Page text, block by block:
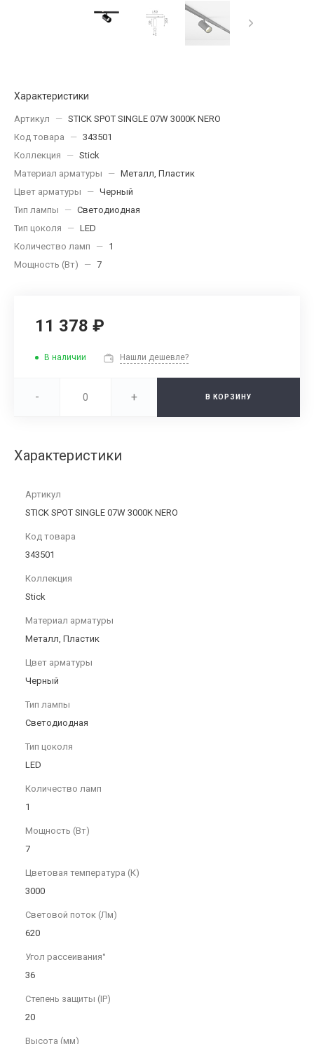
Характеристики
Артикул — STICK SPOT SINGLE 07W 3000K NERO
Код товара
— 343501
Коллекция
— Stick
Материал арматуры
— Металл, Пластик
Цвет арматуры
— Черный
Тип лампы
— Светодиодная
Тип цоколя
— LED
Количество ламп
— 1
Мощность (Вт)
— 7
11 378 ₽
В наличии Нашли дешевле?
- + В КОРЗИНУ
Характеристики
Артикул
STICK SPOT SINGLE 07W 3000K NERO
Код товара
343501
Коллекция
Stick
Материал арматуры
Металл, Пластик
Цвет арматуры
Черный
Тип лампы
Светодиодная
Тип цоколя
LED
Количество ламп
1
Мощность (Вт)
7
Цветовая температура (К)
3000
Световой поток (Лм)
620
Угол рассеивания°
36
Степень защиты (IP)
20
Высота (мм)